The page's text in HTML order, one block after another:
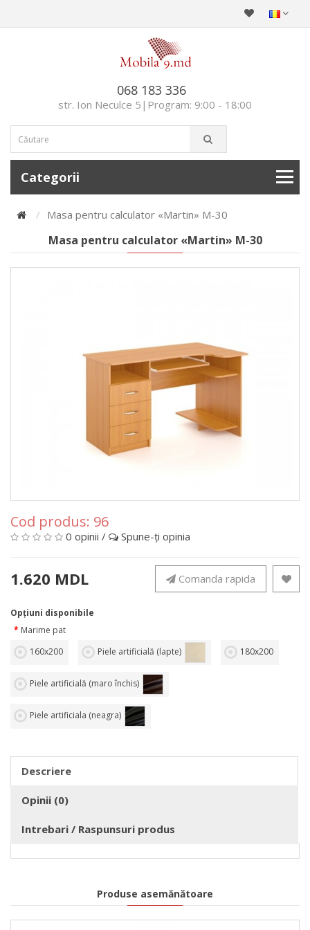
068 183 336
str. Ion Neculce 5|Program: 9:00 - 18:00
Categorii
Masa pentru calculator «Martin» M-30
Masa pentru calculator «Martin» M-30
Cod produs: 96
0 opinii / Spune-ţi opinia
1.620 MDL Comanda rapida
Opţiuni disponibile
Marime pat
160х200
Piele artificială (lapte) 180х200
Piele artificială (maro închis)
Piele artificiala (neagra)
Descriere
Opinii (0)
Intrebari / Raspunsuri produs
Produse asemănătoare